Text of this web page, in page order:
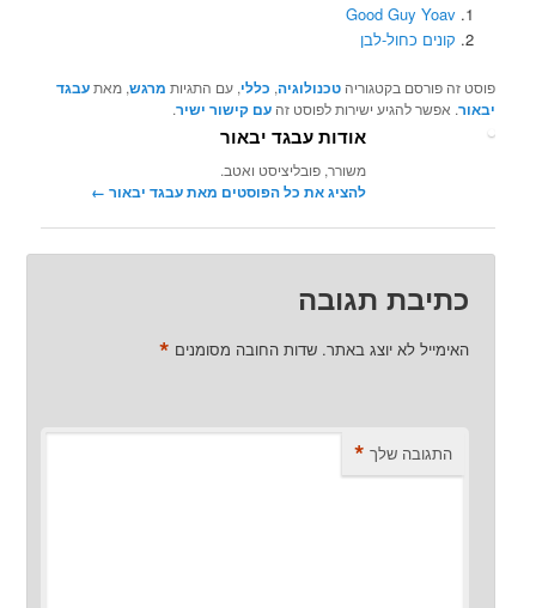
Good Guy Yoav
קונים כחול-לבן
פוסט זה פורסם בקטגוריהטכנולוגיה, כללי, עם התגיות מרגש, מאתעבגד
יבאור. אפשר להגיע ישירות לפוסט זהעם קישור ישיר.
אודות עבגד יבאור
משורר, פובליציסט ואטב.
להציג את כל הפוסטים מאת עבגד יבאור‏ ←
כתיבת תגובה
האימייל לא יוצג באתר. שדות החובה מסומנים *
התגובה שלך *